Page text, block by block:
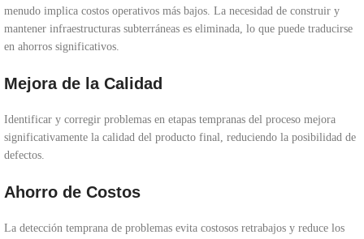
menudo implica costos operativos más bajos. La necesidad de construir y
mantener infraestructuras subterráneas es eliminada, lo que puede traducirse
en ahorros significativos.
Mejora de la Calidad
Identificar y corregir problemas en etapas tempranas del proceso mejora
significativamente la calidad del producto final, reduciendo la posibilidad de
defectos.
Ahorro de Costos
La detección temprana de problemas evita costosos retrabajos y reduce los